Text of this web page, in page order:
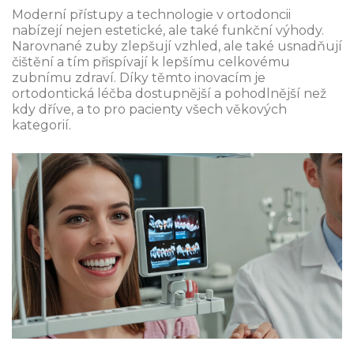
Moderní přístupy a technologie v ortodoncii
nabízejí nejen estetické, ale také funkční výhody.
Narovnané zuby zlepšují vzhled, ale také usnadňují
čištění a tím přispívají k lepšímu celkovému
zubnímu zdraví. Díky těmto inovacím je
ortodontická léčba dostupnější a pohodlnější než
kdy dříve, a to pro pacienty všech věkových
kategorií.